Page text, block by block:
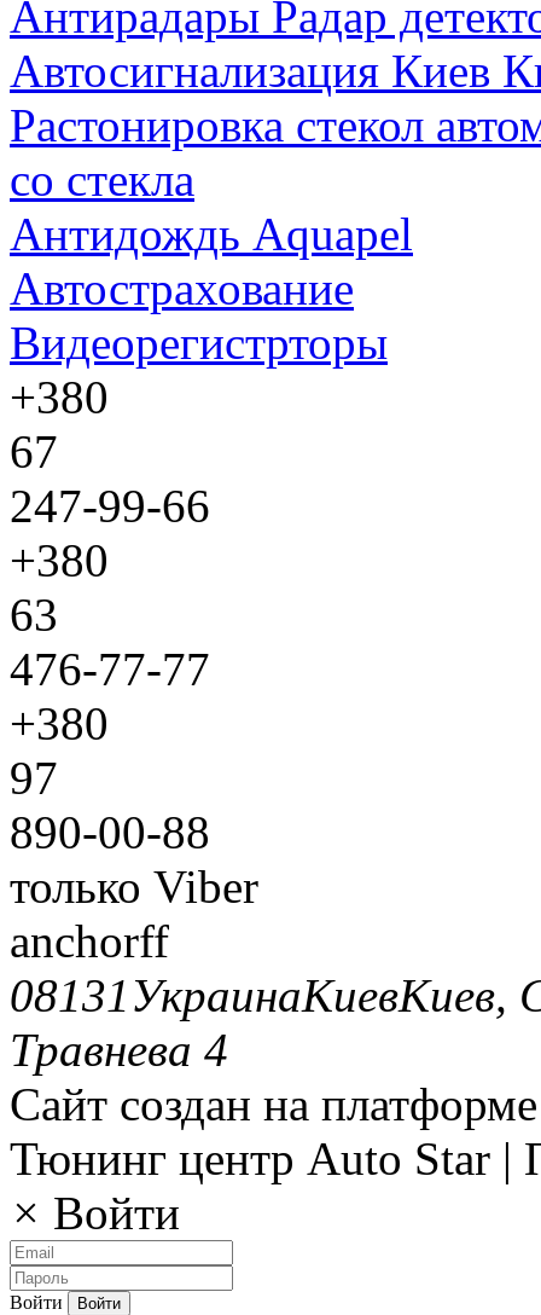
Антирадары Радар
Автосигнализация Киев
Растонировка стекол
со стекла
Антидождь Aquapel
Автострахование
Видеорегистрторы
+380
67
247-99-66
+380
63
476-77-77
+380
97
890-00-88
только Viber
anchorff
08131УкраинаКиевКиев,
Травнева 4
Сайт создан на
Тюнинг центр Auto Star |
× Войти
Войти